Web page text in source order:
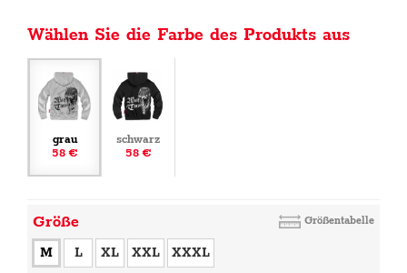
Wählen Sie die Farbe des Produkts aus
grau
58 €
schwarz
58 €
Größe Größentabelle
M L XL XXL XXXL